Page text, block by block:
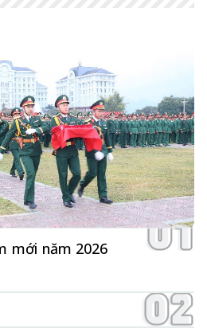
mới năm 2026